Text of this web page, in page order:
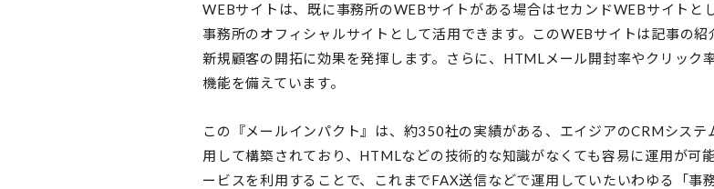
WEBサイトは、既に事務所のWEBサイトがある場合はセカンドWEBサイトと
事務所のオフィシャルサイトとして活用できます。このWEBサイトは記事の
新規顧客の開拓に効果を発揮します。さらに、HTMLメール開封率やクリック
機能を備えています。
この『メールインパクト』は、約350社の実績がある、エイジアのCRMシス
用して構築されており、HTMLなどの技術的な知識がなくても容易に運用が可
ービスを利用することで、これまでFAX送信などで運用していたいわゆる「